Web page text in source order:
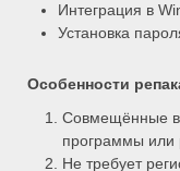
Интеграция в
Установка
Особенности
Совмещённые в
программы или
Не требует